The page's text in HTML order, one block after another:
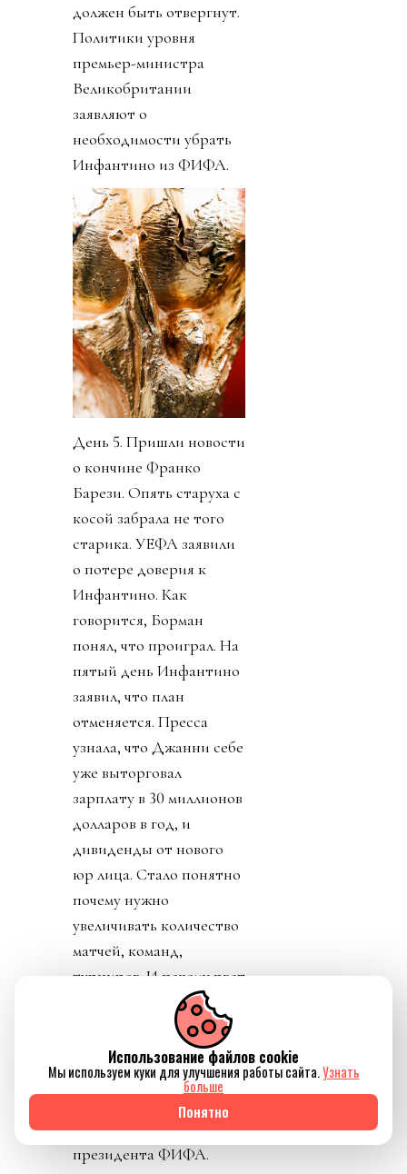
должен быть отвергнут.
Политики уровня
премьер-министра
Великобритании
заявляют о
необходимости убрать
Инфантино из ФИФА.
День 5. Пришли новости
о кончине Франко
Барези. Опять старуха с
косой забрала не того
старика. УЕФА заявили
о потере доверия к
Инфантино. Как
говорится, Борман
понял, что проиграл. На
пятый день Инфантино
заявил, что план
отменяется. Пресса
узнала, что Джанни себе
уже выторговал
зарплату в 30 миллионов
долларов в год, и
дивиденды от нового
юр лица. Стало понятно
почему нужно
увеличивать количество
матчей, команд,
турниров. И почему рвет
отверстия в своем теле
Инфантино.
Конфедерации же
начали объединяться
против заговора
президента ФИФА.
Использование файлов cookie
Мы используем куки для улучшения работы сайта.Узнать
больше
Понятно